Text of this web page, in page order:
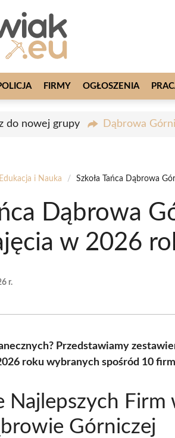
FIRMY OGŁOSZENIA
do nowej grupy Dąbrowa
Edukacja i Nauka / Szkoła Tańca Dąbrowa
Dąbrowa
w 2026
r.
Przedstawiamy
roku wybranych spośród 10
Najlepszych Firm
Górniczej